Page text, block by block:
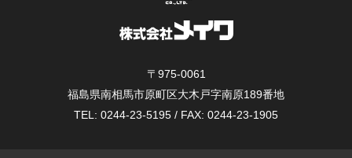
〒975-0061
福島県南相馬市原町区大木戸字南原189番地
TEL: 0244-23-5195 / FAX: 0244-23-1905